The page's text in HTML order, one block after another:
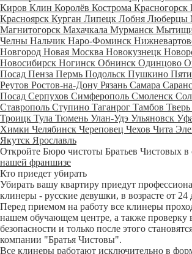
Киров Клин Королёв Кострома Красногорск
Красноярск Курган Липецк Лобня Люберцы
Магнитогорск Махачкала Мурманск
Челны Нальчик Наро-Фоминск
Новгород Новая Москва Новокузнецк
Новосибирск Ногинск Обнинск Одинцово
Посад Пенза Пермь Подольск Пушкино
Реутов Ростов-на-Дону Рязань Самара
Посад Серпухов Симферополь Смоленск
Ставрополь Ступино Таганрог Тамбов Тверь
Троицк Тула Тюмень Улан-Удэ Ульяновск
Химки Челябинск Череповец Чехов Чита
Якутск Ярославль
Откройте Бюро чистоты Братьев Чистовых в
нашей франшизе
Кто приедет убирать
Убирать вашу квартиру приедут
клинеры - русские девушки, в возрасте от 24
Перед приемом на работу все клинеры
нашем обучающем центре, а также проверку
безопасности и только после этого
компании "Братья Чистовы".
Все клинеры работают исключительно в